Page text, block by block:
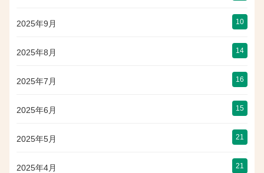
2025年9月 10
2025年8月 14
2025年7月 16
2025年6月 15
2025年5月 21
2025年4月 21